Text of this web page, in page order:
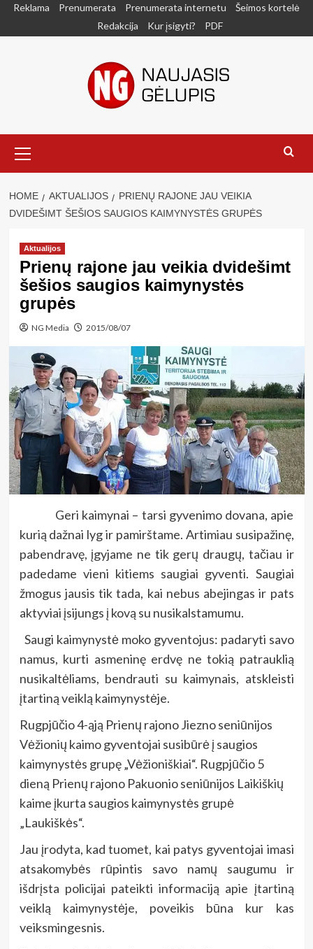
SkipReklama Prenumerata Prenumerata internetu
Šeimos kortelė
Redakcija
Kur įsigyti? PDF
Menu
HOME AKTUALIJOS
PRIENŲ RAJONE JAU VEIKIA
DVIDEŠIMT ŠEŠIOS SAUGIOS KAIMYNYSTĖS GRUPĖS
Aktualijos
Prienų rajone jau veikia dvidešimt
šešios saugios kaimynystės
grupės
NG Media 2015/08/07
Geri kaimynai – tarsi gyvenimo dovana, apie
kurią dažnai lyg ir pamirštame. Artimiau susipažinę,
pabendravę, įgyjame ne tik gerų draugų, tačiau ir
padedame vieni kitiems saugiai gyventi. Saugiai
žmogus jausis tik tada, kai nebus abejingas ir pats
aktyviai įsijungs į kovą su nusikalstamumu.
Saugi kaimynystė moko gyventojus: padaryti savo
namus, kurti asmeninę erdvę ne tokią patrauklią
nusikaltėliams, bendrauti su kaimynais, atskleisti
įtartiną veiklą kaimynystėje.
Rugpjūčio 4-ąją Prienų rajono Jiezno seniūnijos
Vėžionių kaimo gyventojai susibūrė į saugios
kaimynystės grupę „Vėžioniškiai“. Rugpjūčio 5
dieną Prienų rajono Pakuonio seniūnijos Laikiškių
kaime įkurta saugios kaimynystės grupė
„Laukiškės“.
Jau įrodyta, kad tuomet, kai patys gyventojai imasi
atsakomybės rūpintis savo namų saugumu ir
išdrįsta policijai pateikti informaciją apie įtartiną
veiklą kaimynystėje, poveikis būna kur kas
veiksmingesnis.